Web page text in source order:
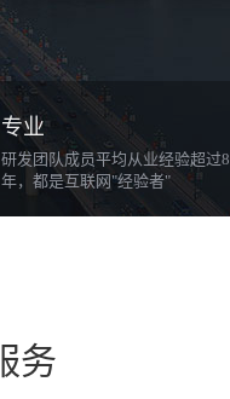
专业
研发团队成员平均从业经验超过8
年，都是互联网"经验者"
务